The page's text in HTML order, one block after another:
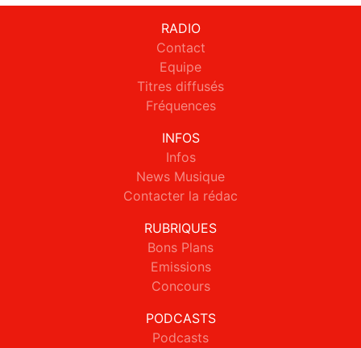
RADIO
Contact
Equipe
Titres diffusés
Fréquences
INFOS
Infos
News Musique
Contacter la rédac
RUBRIQUES
Bons Plans
Emissions
Concours
PODCASTS
Podcasts